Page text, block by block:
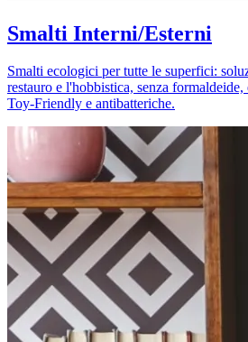
Smalti Interni/Esterni
Smalti ecologici per tutte le superfici:
restauro e l'hobbistica, senza
Toy-Friendly e antibatteriche.